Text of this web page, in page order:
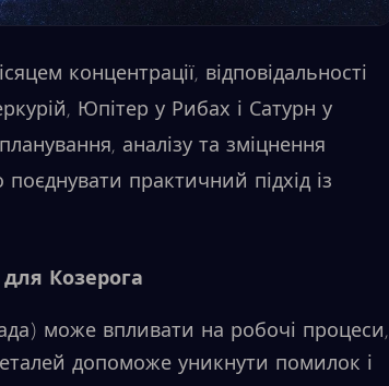
концентрації, відповідальності
Юпітер у Рибах і Сатурн у
аналізу та зміцнення
практичний підхід із
для Козерога
може впливати на робочі процеси,
допоможе уникнути помилок і